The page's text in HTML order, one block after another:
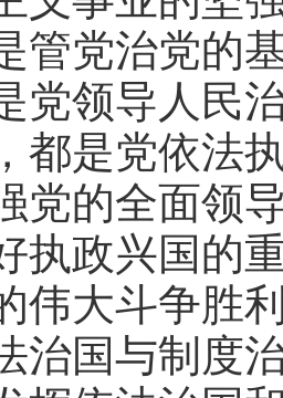
管党治党的
党领导人民
都是党依法
党的全面领
执政兴国的
伟大斗争胜
治国与制度